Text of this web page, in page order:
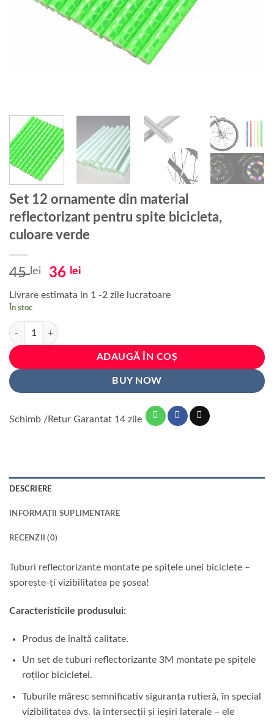
Set 12 ornamente din material
reflectorizant pentru spite bicicleta,
culoare verde
45 lei
Prețul
inițial
a
45 lei.
36 lei
este:
Livrare estimata in 1 -2 zile lucratoare
În stoc
Cantitate Set 12 ornamente din material reflectorizant pentru spite
ADAUGĂ ÎN COȘ
BUY NOW
Schimb /Retur Garantat 14 zile
DESCRIERE
INFORMAȚII SUPLIMENTARE
RECENZII (0)
Tuburi reflectorizante montate pe spițele unei biciclete –
sporește-ți vizibilitatea pe șosea!
Caracteristicile produsului:
Produs de înaltă calitate.
Un set de tuburi reflectorizante 3M montate pe spițele
roților bicicletei.
Tuburile măresc semnificativ siguranța rutieră, în special
vizibilitatea dvs. la intersecții și ieșiri laterale – ele